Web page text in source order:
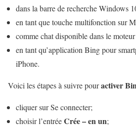
dans la barre de recherche Windows
en tant que touche multifonction sur
comme chat disponible dans le
en tant qu’application Bing pour
iPhone.
Voici les étapes à suivre pouractiver
cliquer sur Se connecter;
choisir l’entréeCrée – en un;